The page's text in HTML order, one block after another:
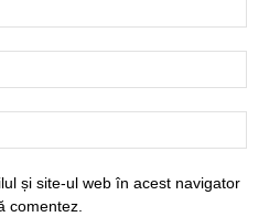
și site-ul web în acest navigator
comentez.